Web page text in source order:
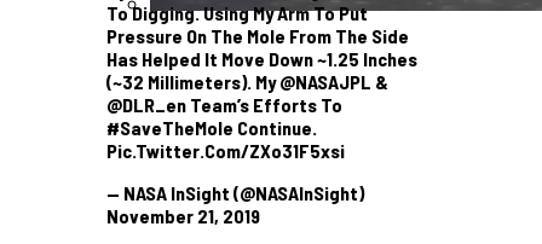
Китай Готовит Путешествие К Луне
To Digging. Using My Arm To Put
Pressure On The Mole From The Side
Has Helped It Move Down ~1.25 Inches
(~32 Millimeters). My @NASAJPL &
@DLR_en Team’s Efforts To
#SaveTheMole Continue.
Pic.twitter.com/ZXo31F5xsi
— NASA InSight (@NASAInSight)
November 21, 2019